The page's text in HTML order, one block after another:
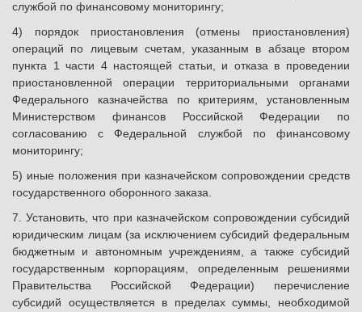
службой по финансовому мониторингу;
4) порядок приостановления (отмены приостановления)
операций по лицевым счетам, указанным в абзаце втором
пункта 1 части 4 настоящей статьи, и отказа в проведении
приостановленной операции территориальными органами
Федерального казначейства по критериям, установленным
Министерством финансов Российской Федерации по
согласованию с Федеральной службой по финансовому
мониторингу;
5) иные положения при казначейском сопровождении средств
государственного оборонного заказа.
7. Установить, что при казначейском сопровождении субсидий
юридическим лицам (за исключением субсидий федеральным
бюджетным и автономным учреждениям, а также субсидий
государственным корпорациям, определенным решениями
Правительства Российской Федерации) перечисление
субсидий осуществляется в пределах суммы, необходимой